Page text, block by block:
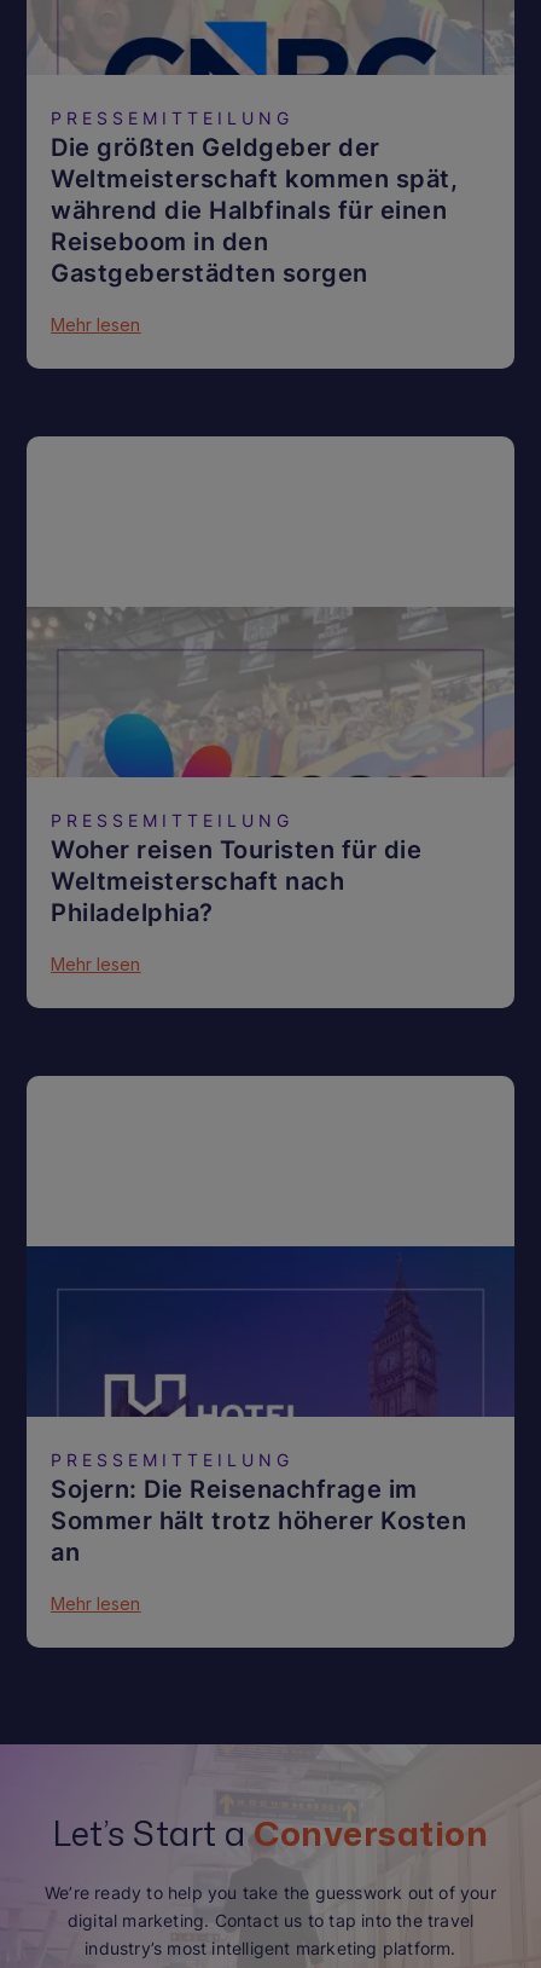
PRESSEMITTEILUNG
Die größten Geldgeber der
Weltmeisterschaft kommen spät,
während die Halbfinals für einen
Reiseboom in den
Gastgeberstädten sorgen
Mehr lesen
PRESSEMITTEILUNG
Woher reisen Touristen für die
Weltmeisterschaft nach
Philadelphia?
Mehr lesen
PRESSEMITTEILUNG
Sojern: Die Reisenachfrage im
Sommer hält trotz höherer Kosten
an
Mehr lesen
Let’s Start a Conversation
We’re ready to help you take the guesswork out of your
digital marketing. Contact us to tap into the travel
industry’s most intelligent marketing platform.